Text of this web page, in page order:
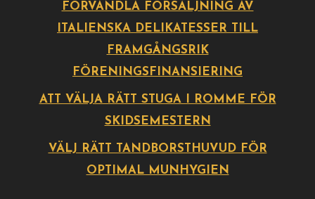
FÖRVANDLA FÖRSÄLJNING AV
ITALIENSKA DELIKATESSER TILL
FRAMGÅNGSRIK
FÖRENINGSFINANSIERING
ATT VÄLJA RÄTT STUGA I ROMME FÖR
SKIDSEMESTERN
VÄLJ RÄTT TANDBORSTHUVUD FÖR
OPTIMAL MUNHYGIEN